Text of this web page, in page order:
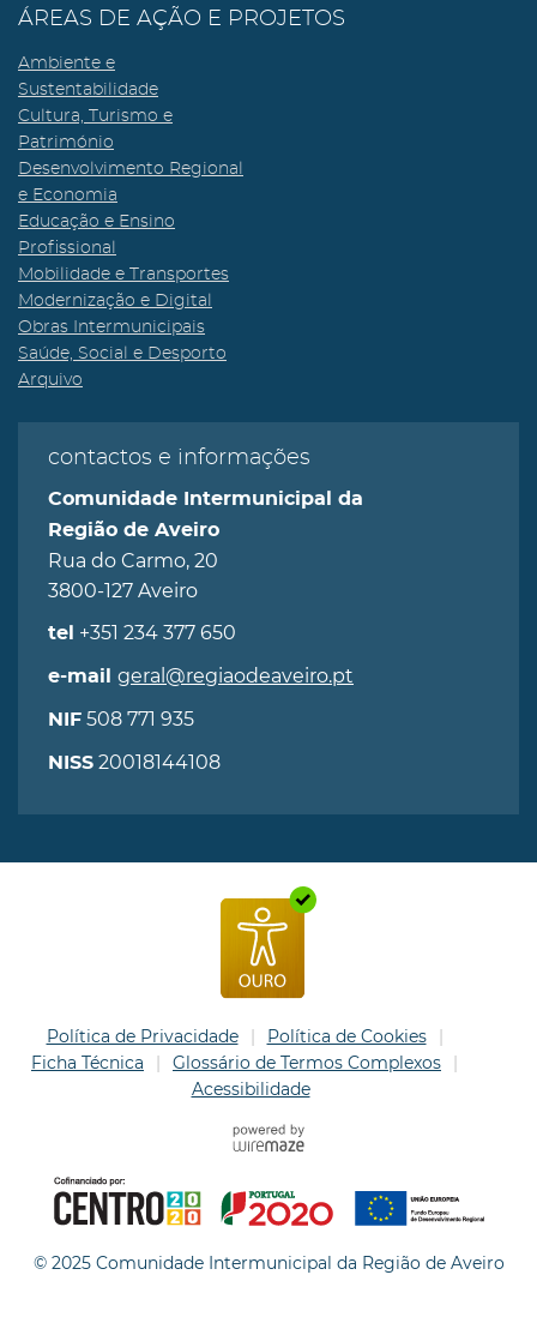
ÁREAS DE AÇÃO E PROJETOS
Ambiente e
Sustentabilidade
Cultura, Turismo e
Património
Desenvolvimento Regional
e Economia
Educação e Ensino
Profissional
Mobilidade e Transportes
Modernização e Digital
Obras Intermunicipais
Saúde, Social e Desporto
Arquivo
contactos e informações
Comunidade Intermunicipal da
Região de Aveiro
Rua do Carmo, 20
3800-127 Aveiro
tel +351 234 377 650
e-mail geral@regiaodeaveiro.pt
NIF 508 771 935
NISS 20018144108
Política de Privacidade
Política de Cookies
Ficha Técnica
Glossário de Termos Complexos
Acessibilidade
© 2025 Comunidade Intermunicipal da Região de Aveiro